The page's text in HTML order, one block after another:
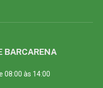
BARCARENA
08:00 às 14:00